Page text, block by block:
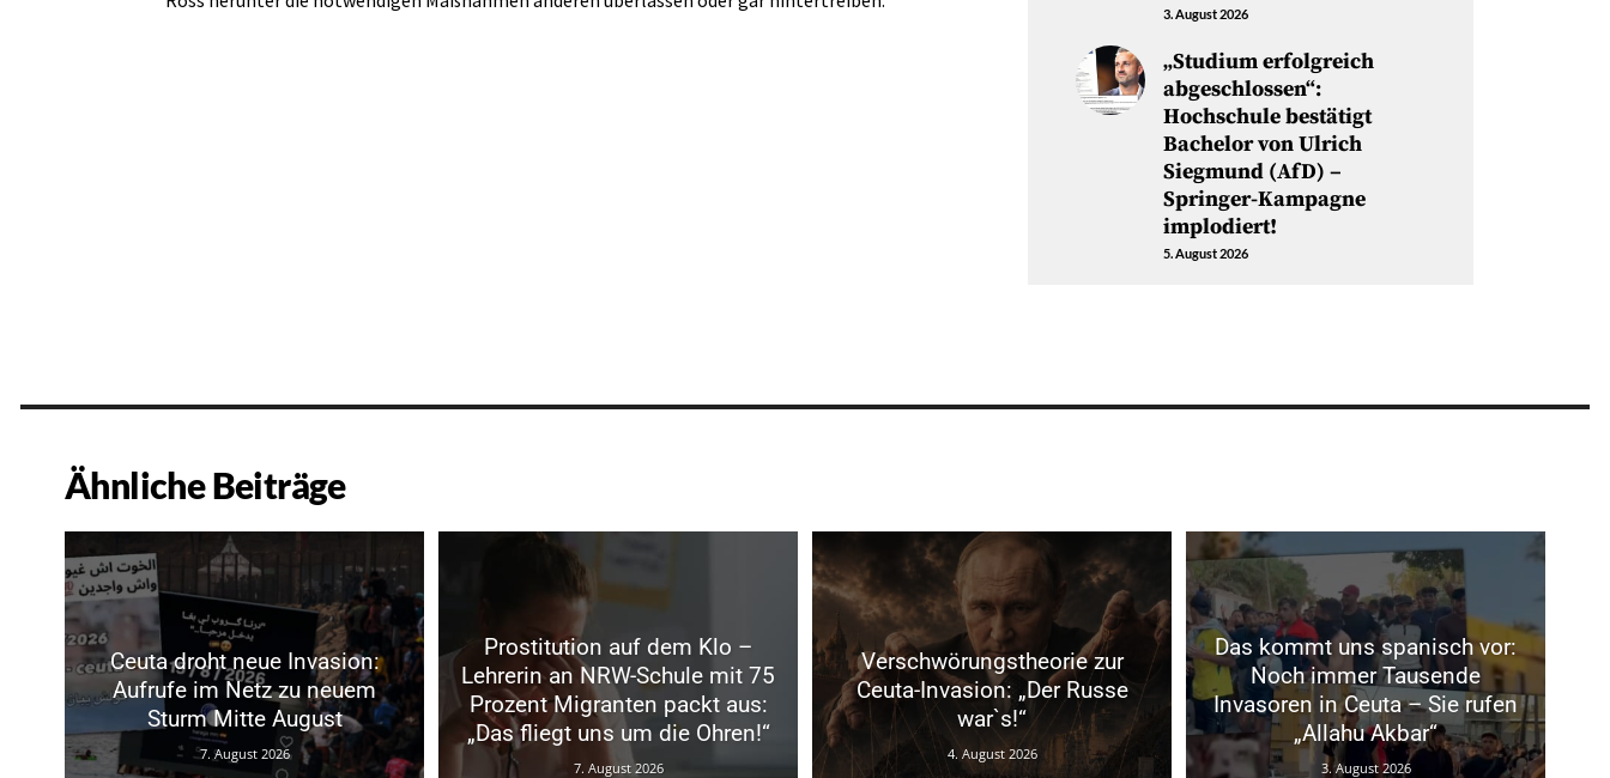
3. August 2026
„Studium erfolgreich
abgeschlossen“:
Hochschule bestätigt
Bachelor von Ulrich
Siegmund (AfD) –
Springer-Kampagne
implodiert!
5. August 2026
Ähnliche Beiträge
Ceuta droht neue Invasion:
Aufrufe im Netz zu neuem
Sturm Mitte August
7. August 2026
Prostitution auf dem Klo –
Lehrerin an NRW-Schule mit 75
Prozent Migranten packt aus:
„Das fliegt uns um die Ohren!“
7. August 2026
Verschwörungstheorie zur
Ceuta-Invasion: „Der Russe
war`s!“
4. August 2026
Das kommt uns spanisch vor:
Noch immer Tausende
Invasoren in Ceuta – Sie rufen
„Allahu Akbar“
3. August 2026